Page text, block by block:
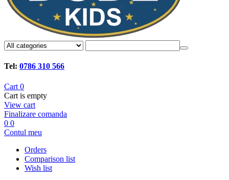
Tel: 0786 310 566
Cart 0
Cart is empty
View cart
Finalizare comanda
0 0
Contul meu
Orders
Comparison list
Wish list